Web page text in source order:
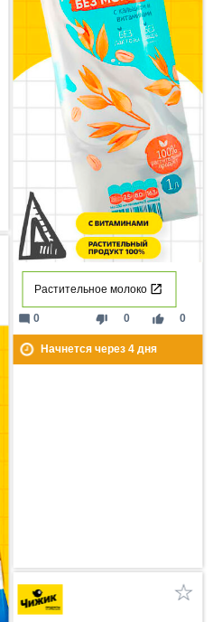
Растительное молоко
thumb_down 0 thumb_up 0
mode_comment 0
Начнется через 4дня